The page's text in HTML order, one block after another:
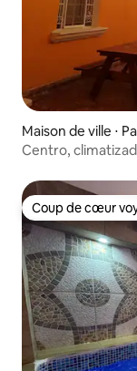
Maison de ville ⋅
Centro,
Coup de cœur
Coup de cœur